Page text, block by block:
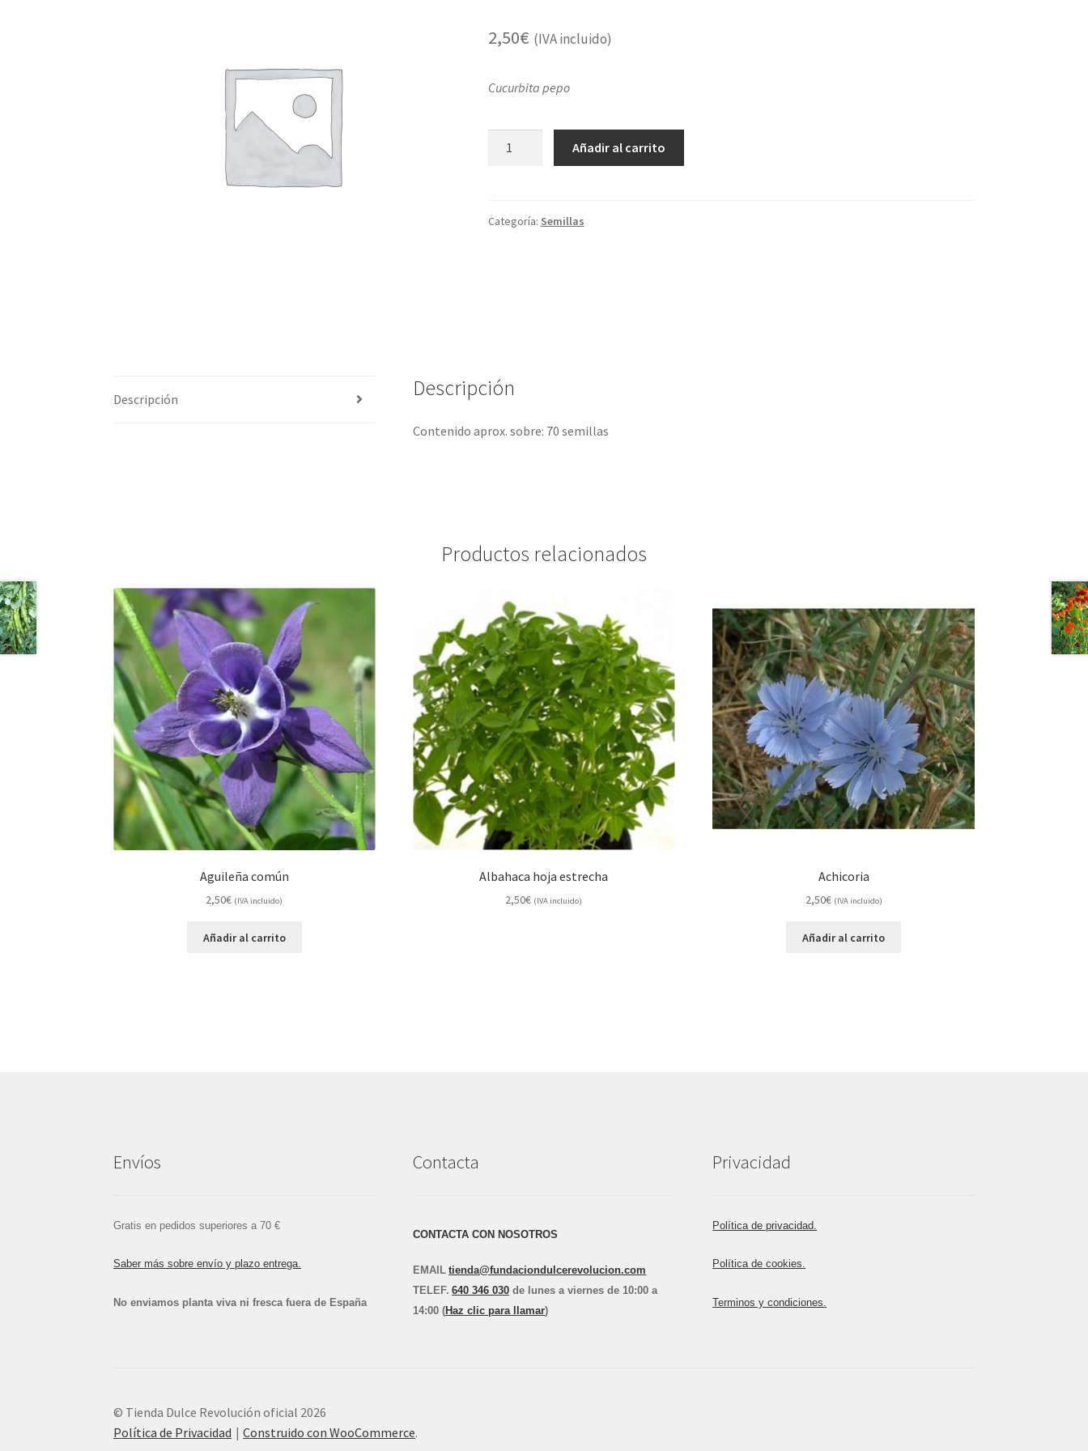
2,50€ (IVA incluido)
Cucurbita pepo
Añadir al carrito
Categoría: Semillas
Descripción Descripción
Contenido aprox. sobre: 70 semillas
Productos relacionados
Aguileña común
2,50€ (IVA incluido)
Añadir al carrito
Albahaca hoja estrecha
2,50€ (IVA incluido)
Achicoria
2,50€ (IVA incluido)
Añadir al carrito
Envíos
Gratis en pedidos superiores a 70 €
Saber más sobre envío y plazo entrega.
No enviamos planta viva ni fresca fuera de España
Contacta
CONTACTA CON NOSOTROS
EMAIL tienda@fundaciondulcerevolucion.com
TELEF. 640 346 030 de lunes a viernes de 10:00 a
14:00 (Haz clic para llamar)
Privacidad
Política de privacidad.
Política de cookies.
Terminos y condiciones.
© Tienda Dulce Revolución oficial 2026
Política de Privacidad
Construido con WooCommerce.